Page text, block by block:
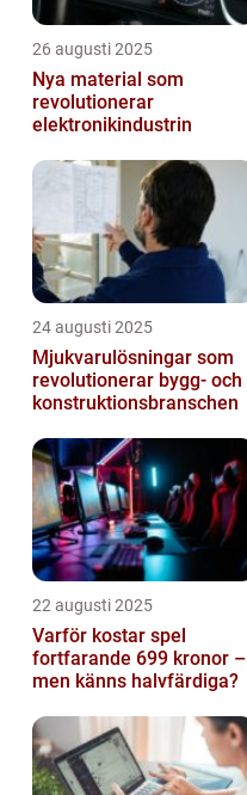
26 augusti 2025
Nya material som
revolutionerar
elektronikindustrin
24 augusti 2025
Mjukvarulösningar som
revolutionerar bygg- och
konstruktionsbranschen
22 augusti 2025
Varför kostar spel
fortfarande 699 kronor –
men känns halvfärdiga?